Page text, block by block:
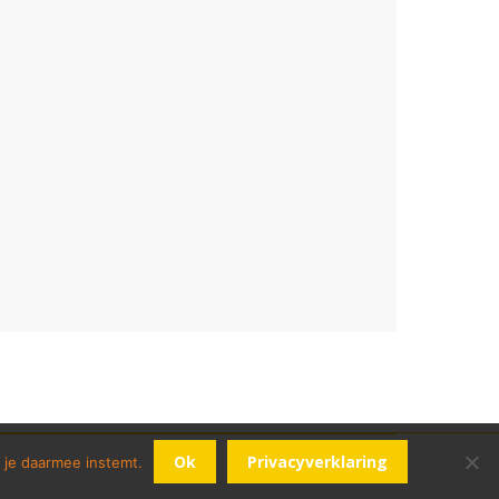
daarmee instemt. Ok Privacyverklaring